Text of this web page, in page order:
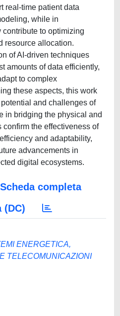
real-time patient data
while in
to optimizing
resource allocation.
of AI-driven techniques
amounts of data efficiently,
to complex
these aspects, this work
and challenges of
in bridging the physical and
the effectiveness of
and adaptability,
advancements in
digital ecosystems.
Scheda completa
(DC)
ENERGETICA,
TELECOMUNICAZIONI